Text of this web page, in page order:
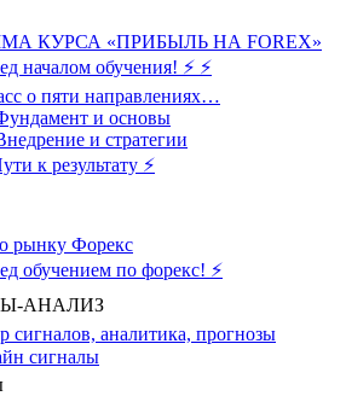
КУРСА «ПРИБЫЛЬ НА FOREX»
началом обучения! ⚡ ⚡
о пяти направлениях…
и основы
и стратегии
к результату ⚡️
рынку Форекс
обучением по форекс! ⚡
АНАЛИЗ
сигналов, аналитика, прогнозы
сигналы